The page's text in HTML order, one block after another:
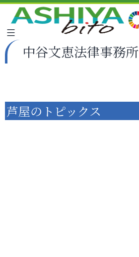
中谷文恵法律事務所
芦屋のトピックス